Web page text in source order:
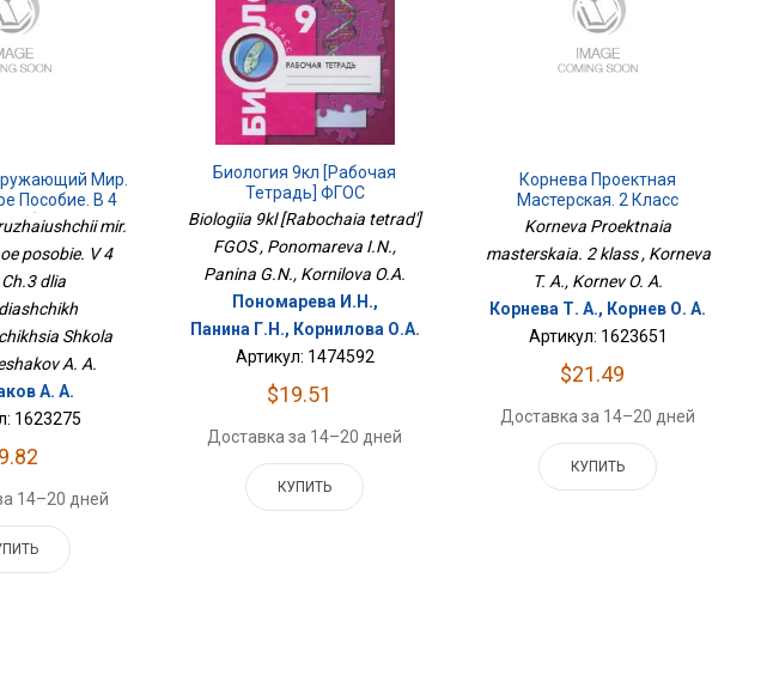
Мир.
Пособие. В 4
mir.
posobie. V 4
dlia
Shkola
A. A.
А. А.
1623275
14–20 дней
Биология 9кл [Рабочая
Тетрадь] ФГОС
Biologiia 9kl [Rabochaia tetrad']
FGOS , Ponomareva I.N.,
Panina G.N., Kornilova O.A.
Пономарева И.Н.,
Панина Г.Н., Корнилова О.А.
Артикул: 1474592
$19.51
Доставка за 14–20 дней
КУПИТЬ
Корнева Проектная
Мастерская. 2 Класс
Korneva Proektnaia
masterskaia. 2 klass , Korneva
T. A., Kornev O. A.
Корнева Т. А., Корнев О. А.
Артикул: 1623651
$21.49
Доставка за 14–20 дней
КУПИТЬ